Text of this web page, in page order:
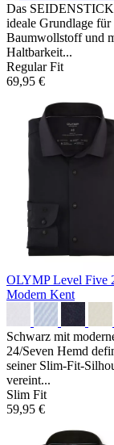
Das
ideale Grundlage
Baumwollstoff und
Haltbarkeit...
Regular Fit
69,95 €
OLYMP Level Five
Modern Kent
Schwarz mit
24/Seven Hemd
seiner Slim-Fit-
vereint...
Slim Fit
59,95 €